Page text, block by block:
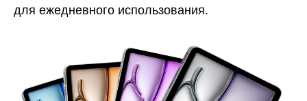
для ежедневного использования.